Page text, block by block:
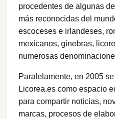
procedentes de algunas
más reconocidas del
escoceses e irlandeses,
mexicanos, ginebras,
numerosas
Paralelamente, en 2005
Licorea.es como espacio
para compartir noticias,
marcas, procesos de